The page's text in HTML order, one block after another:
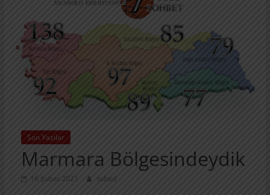
Son Yazılar
Marmara Bölgesindeydik
16 Şubat 2021 tubad